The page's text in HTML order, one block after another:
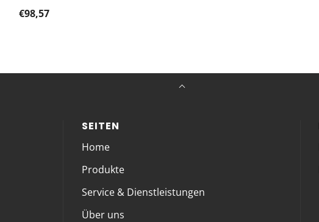
€98,57
SEITEN
Home
Produkte
Service & Dienstleistungen
Über uns